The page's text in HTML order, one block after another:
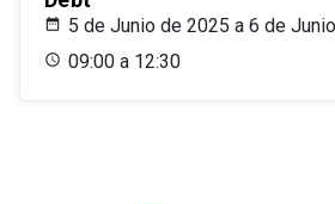
5 de Junio de 2025 a 6 de
09:00 a 12:30